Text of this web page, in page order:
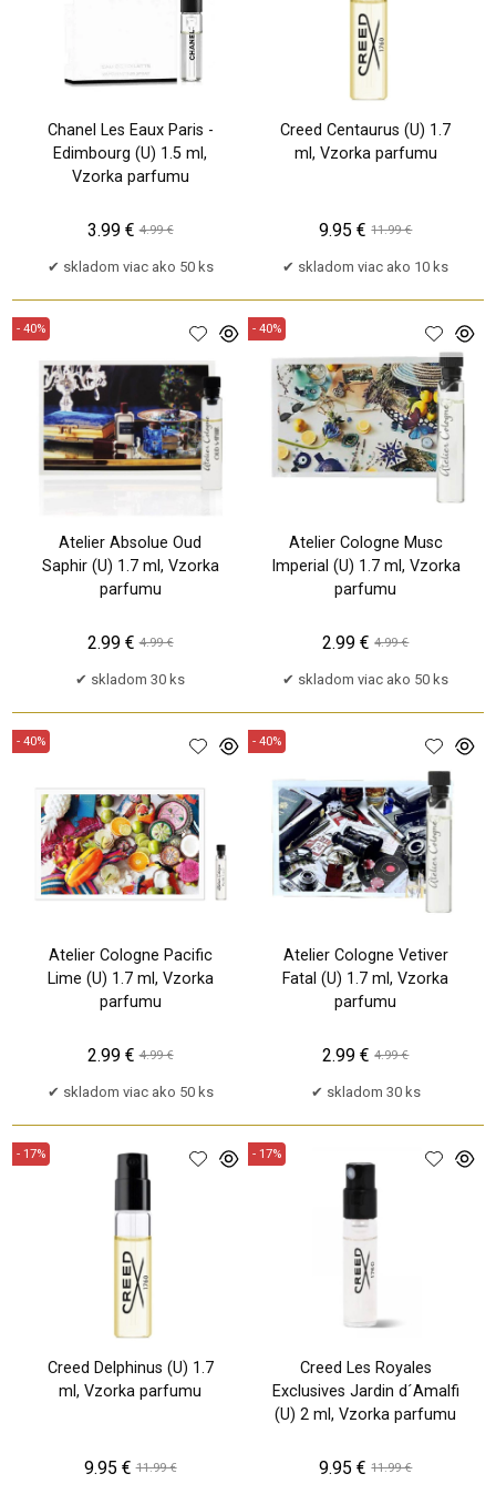
Chanel Les Eaux Paris -
Edimbourg (U) 1.5 ml,
Vzorka parfumu
skladom viac ako 50 ks
3.99 € 4.99 €
Creed Centaurus (U) 1.7
ml, Vzorka parfumu
skladom viac ako 10 ks
9.95 € 11.99 €
Atelier Absolue Oud
Saphir (U) 1.7 ml, Vzorka
parfumu
- 40%
skladom 30 ks
2.99 € 4.99 €
Atelier Cologne Musc
Imperial (U) 1.7 ml, Vzorka
parfumu
- 40%
skladom viac ako 50 ks
2.99 € 4.99 €
Atelier Cologne Pacific
Lime (U) 1.7 ml, Vzorka
parfumu
- 40%
skladom viac ako 50 ks
2.99 € 4.99 €
Atelier Cologne Vetiver
Fatal (U) 1.7 ml, Vzorka
parfumu
- 40%
skladom 30 ks
2.99 € 4.99 €
Creed Delphinus (U) 1.7
ml, Vzorka parfumu
- 17%
9.95 € 11.99 €
Creed Les Royales
Exclusives Jardin d´Amalfi
(U) 2 ml, Vzorka parfumu
- 17%
9.95 € 11.99 €